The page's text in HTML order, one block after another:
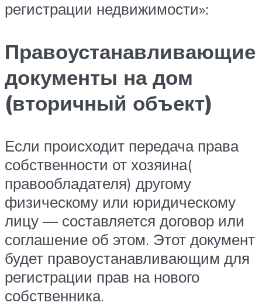
регистрации недвижимости»:
Правоустанавливающие
документы на дом
(вторичный объект)
Если происходит передача права
собственности от хозяина(
правообладателя) другому
физическому или юридическому
лицу — составляется договор или
соглашение об этом. Этот документ
будет правоустанавливающим для
регистрации прав на нового
собственника.